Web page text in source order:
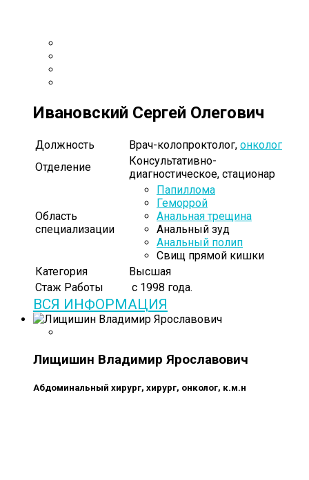
Ивановский Сергей Олегович
Должность Врач-колопроктолог, онколог
Отделение
Консультативно-
диагностическое, стационар
Область
специализации
Папиллома
Геморрой
Анальная трещина
Анальный зуд
Анальный полип
Свищ прямой кишки
Категория
Высшая
Стаж Работы
с 1998 года.
ВСЯ ИНФОРМАЦИЯ
Лищишин Владимир Ярославович
Абдоминальный хирург, хирург, онколог, к.м.н